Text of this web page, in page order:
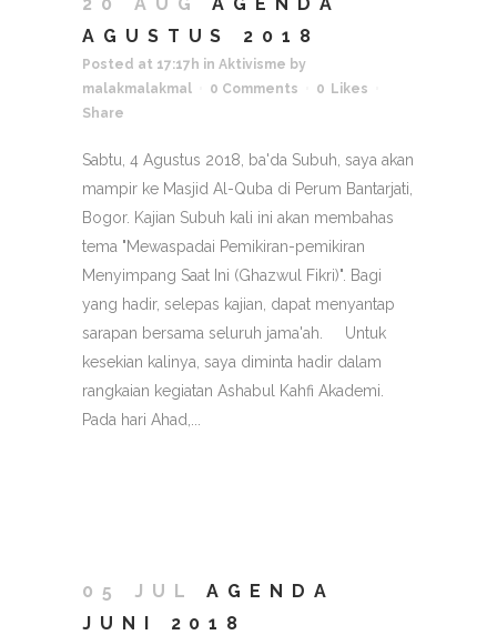
AGUSTUS 2018
Posted at 17:17h in Aktivisme by
malakmalakmal
0 Comments 0
Likes
Share
Sabtu, 4 Agustus 2018, ba'da Subuh, saya akan
mampir ke Masjid Al-Quba di Perum Bantarjati,
Bogor. Kajian Subuh kali ini akan membahas
tema "Mewaspadai Pemikiran-pemikiran
Menyimpang Saat Ini (Ghazwul Fikri)". Bagi
yang hadir, selepas kajian, dapat menyantap
sarapan bersama seluruh jama'ah. Untuk
kesekian kalinya, saya diminta hadir dalam
rangkaian kegiatan Ashabul Kahfi Akademi.
Pada hari Ahad,...
05 JUL
AGENDA
JUNI 2018